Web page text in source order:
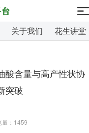
关于我们 花生讲堂
酸含量与高产性状协
突破
量：1459